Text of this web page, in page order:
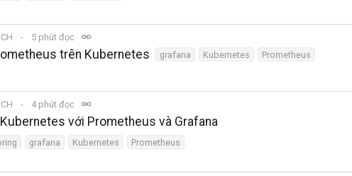
5 phút đọc
trên Kubernetes grafana Kubernetes Prometheus
4 phút đọc
với Prometheus và Grafana
grafana Kubernetes Prometheus